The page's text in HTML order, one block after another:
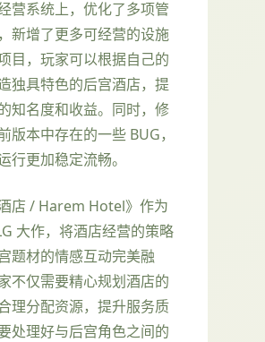
营系统上，优化了多项管
新增了更多可经营的设施
目，玩家可以根据自己的
独具特色的后宫酒店，提
知名度和收益。同时，修
版本中存在的一些 BUG，
行更加稳定流畅。
酒店 / Harem Hotel》作为
大作，将酒店经营的策略
题材的情感互动完美融
不仅需要精心规划酒店的
理分配资源，提升服务质
处理好与后宫角色之间的